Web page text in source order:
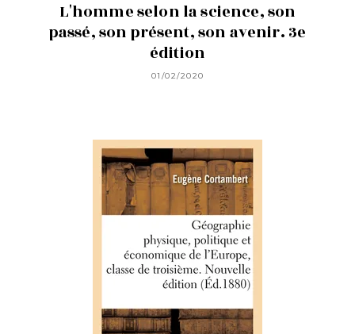
L'homme selon la science, son
passé, son présent, son avenir. 3e
édition
01/02/2020